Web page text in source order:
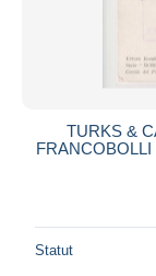
TURKS &
Statut